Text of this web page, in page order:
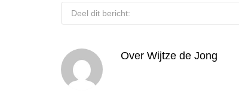
Deel dit bericht:
Over Wijtze de Jong